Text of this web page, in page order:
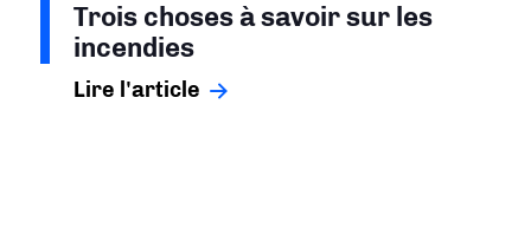
Trois choses à savoir sur les
incendies
Lire l'article